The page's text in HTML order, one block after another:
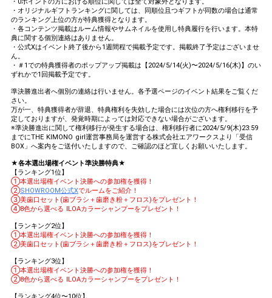
・0ポイントの方における順位に関しては全て対象外となります。
・オリジナルギフトランキングに関しては、同順位且つギフトが同数の場合は通常
のランキング上位の方が特典獲得となります。
・各コンテンツ掲載はルーム情報やサムネイルを使用し特典履行を行います。本特
典に関する個別連絡はありません。
・公式Xはイベント終了後から1週間程で掲載予定です。掲載終了予定はございませ
ん。
・＃1での特典獲得者のポップアップ掲載は【2024/5/14(火)〜2024/5/16(木)】のい
ずれかで1回掲載予定です。
準決勝進出者へ個別の連絡は行いません。各予選ページのイベント結果をご覧くだ
さい。
万が一、特典獲得者が辞退、特典権利を失効した場合には次位の方へ権利移行を予
定しておりますが、発覚時期によっては対応できない場合がございます。
※準決勝進出に関して権利移行が発生する場合は、権利移行者に2024/5/9(木)23:59
までにTHE KIMONO girl運営事務局を運営する株式会社エアワークスより「受信
BOX」へ案内をご送付いたしますので、ご確認のほど宜しくお願いいたします。
★各本選出場権イベント準決勝特典★
【ランキング1位】
①本選出場権イベント決勝への参加権を獲得！
②SHOWROOM公式Xでルームをご紹介！
③美歯口セット(歯ブラシ＋歯磨き粉＋フロス)をプレゼント！
④8色から選べる ILOAカラーシャンプーをプレゼント！
【ランキング2位】
①本選出場権イベント決勝への参加権を獲得！
②美歯口セット(歯ブラシ＋歯磨き粉＋フロス)をプレゼント！
【ランキング3位】
①本選出場権イベント決勝への参加権を獲得！
②8色から選べる ILOAカラーシャンプーをプレゼント！